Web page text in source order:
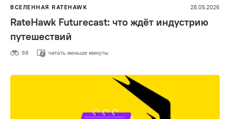
ВСЕЛЕННАЯ RATEHAWK 28.05.2026
RateHawk Futurecast: что ждёт индустрию
путешествий
98 читать меньше минуты